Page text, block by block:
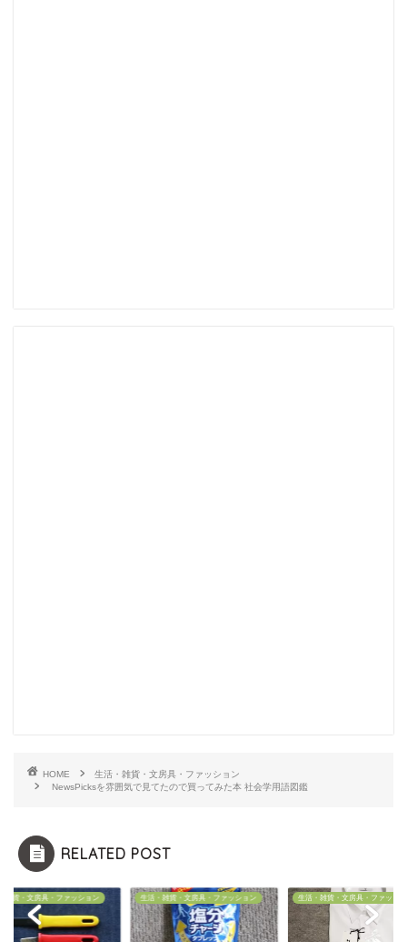
HOME
生活・雑貨・文房具・ファッション
NewsPicksを雰囲気で見てたので買ってみた本 社会学用語図鑑
RELATED POST
雑貨・文房具・ファッション 生活・雑貨・文房具・ファッション 生活・雑貨・文房具・ファッシ